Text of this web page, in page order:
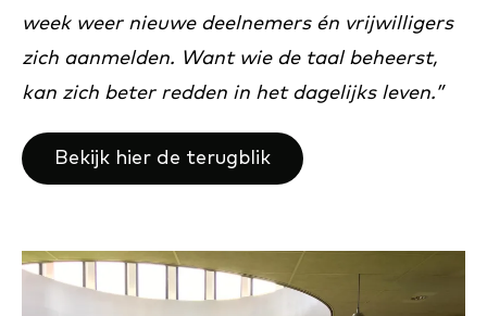
week weer nieuwe deelnemers én vrijwilligers
zich aanmelden. Want wie de taal beheerst,
kan zich beter redden in het dagelijks leven.”
Bekijk hier de terugblik